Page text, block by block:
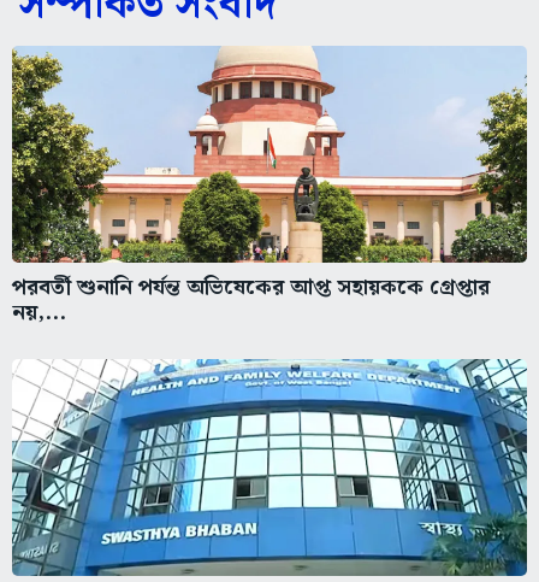
পরবর্তী শুনানি পর্যন্ত অভিষেকের আপ্ত সহায়ককে গ্রেপ্তার
নয়,...